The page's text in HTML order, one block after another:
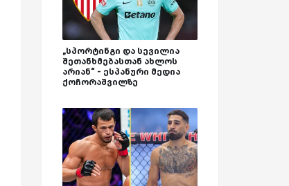
„სპორტინგი და სევილია
შეთანხმებასთან ახლოს
არიან“ - ესპანური მედია
ქოჩორაშვილზე